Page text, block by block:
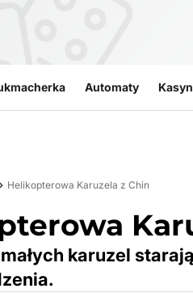
Automaty
Helikopterowa Karuzela z Chin
karuzel